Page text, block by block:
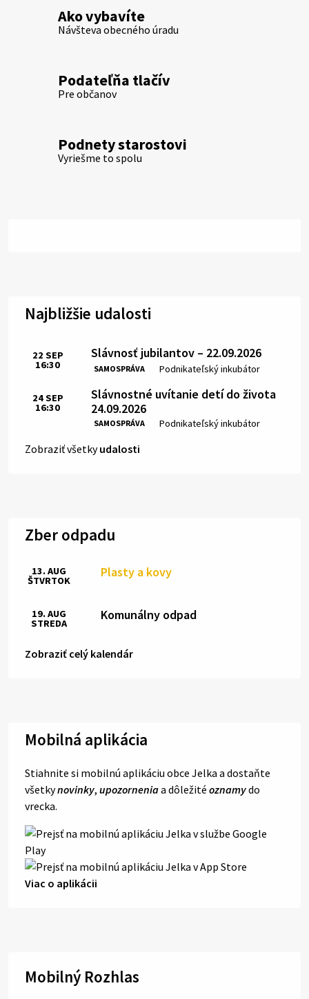
Ako vybavíte
Návšteva obecného úradu
Podateľňa tlačív
Pre občanov
Podnety starostovi
Vyriešme to spolu
Najbližšie udalosti
Slávnosť jubilantov – 22.09.2026
SAMOSPRÁVA Miesto:
Podnikateľský inkubátor
Čas:
22 SEP
16:30
Slávnostné uvítanie detí do života
24.09.2026
SAMOSPRÁVA Miesto:
Podnikateľský inkubátor
Čas:
24SEP
16:30
Zobraziť všetkyudalosti
Zber odpadu
Plasty a kovy
13. AUG
ŠTVRTOK
Komunálny odpad
19. AUG
STREDA
Zobraziť celý kalendár
Mobilná aplikácia
Stiahnite si mobilnú aplikáciu obce Jelka a dostaňte
všetkynovinky, upozorneniaa dôležité oznamydo
vrecka.
Viac o aplikácii
Mobilný Rozhlas